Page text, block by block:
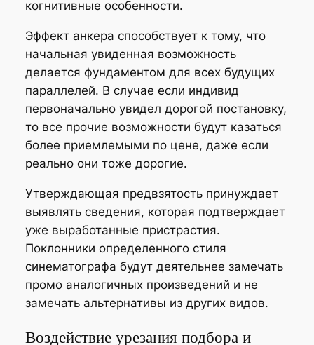
когнитивные особенности.
Эффект анкера способствует к тому, что
начальная увиденная возможность
делается фундаментом для всех будущих
параллелей. В случае если индивид
первоначально увидел дорогой постановку,
то все прочие возможности будут казаться
более приемлемыми по цене, даже если
реально они тоже дорогие.
Утверждающая предвзятость принуждает
выявлять сведения, которая подтверждает
уже выработанные пристрастия.
Поклонники определенного стиля
синематографа будут деятельнее замечать
промо аналогичных произведений и не
замечать альтернативы из других видов.
Воздействие урезания подбора и